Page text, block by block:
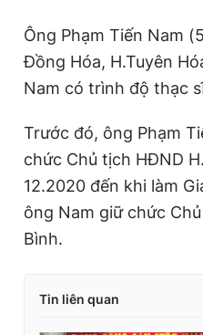
Ông Phạm Tiến Nam
Đồng Hóa, H.Tuyên
Nam có trình độ thạc
Trước đó, ông Phạm
chức Chủ tịch HĐND
12.2020 đến khi làm
ông Nam giữ chức
Bình.
Tin liên quan